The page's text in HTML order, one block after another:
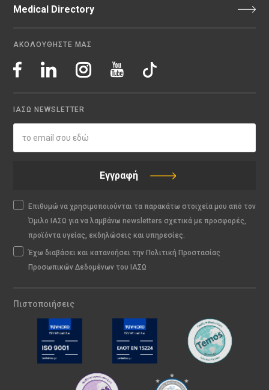
Medical Directory
ΑΚΟΛΟΥΘΗΣΤΕ ΜΑΣ
ΙΑΣΩ NEWSLETTER
Εγγραφή
Επιθυμώ να χρησιμοποιούνται τα παρακάτω στοιχεία μου από τον
Όμιλο ΙΑΣΩ για να λαμβάνω newsletters σχετικά με προσφορές,
προϊόντα υγείας, εκδηλώσεις και υπηρεσίες.
Έχω διαβάσει και κατανοήσει την Πολιτική Προστασίας
Προσωπικών Δεδομένων του ΙΑΣΩ
Πιστοποιήσεις